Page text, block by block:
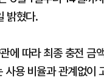
밝혔다.
에 따라 최종 충전 금
사용 비율과 관계없이